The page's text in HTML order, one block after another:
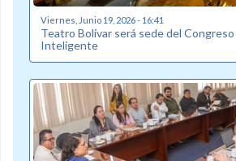
Viernes, Junio 19, 2026 - 16:41
Teatro Bolívar será sede del
Inteligente